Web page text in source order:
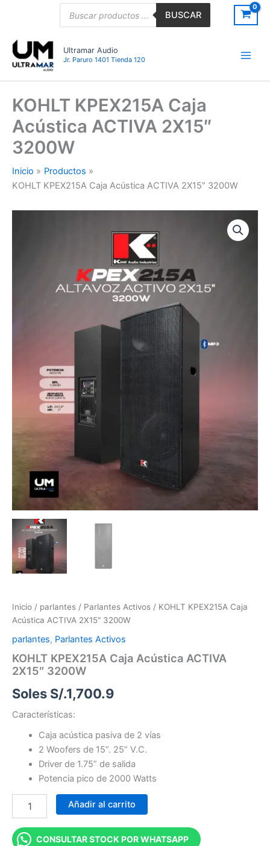
BUSCAR
Ultramar Audio
Jr. Paruro 1401 Tienda 120
KOHLT KPEX215A Caja
Acústica ACTIVA 2X15″
3200W
Inicio
Productos
KOHLT KPEX215A Caja Acústica ACTIVA 2X15″ 3200W
Inicio / parlantes / Parlantes Activos / KOHLT KPEX215A Caja
Acústica ACTIVA 2X15″ 3200W
parlantes, Parlantes Activos
KOHLT KPEX215A Caja Acústica ACTIVA
2X15″ 3200W
Soles S/.1,700.9
Características:
Caja acústica pasiva de 2 vías
2 Woofers de 15”. 25” V.C.
Driver de 1.75” de salida
Potencia pico de 2000 Watts
Añadir al carrito
CONSULTAR STOCK POR WHATSAPP